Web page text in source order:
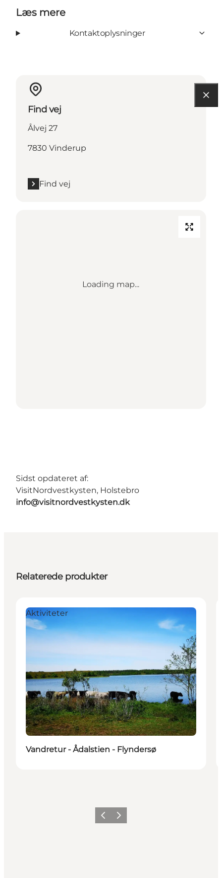
Læs mere
Kontaktoplysninger
Find vej
Ålvej 27
7830 Vinderup
Find vej
Loading map...
Sidst opdateret af:
VisitNordvestkysten, Holstebro
info@visitnordvestkysten.dk
Relaterede produkter
Aktiviteter
Vandretur - Ådalstien - Flyndersø
ForrigeNæste